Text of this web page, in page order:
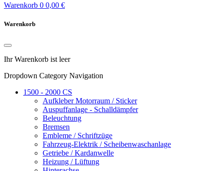
Warenkorb 0 0,00 €
Warenkorb
Ihr Warenkorb ist leer
Dropdown Category Navigation
1500 - 2000 CS
Aufkleber Motorraum / Sticker
Auspuffanlage - Schalldämpfer
Beleuchtung
Bremsen
Embleme / Schriftzüge
Fahrzeug-Elektrik / Scheibenwaschanlage
Getriebe / Kardanwelle
Heizung / Lüftung